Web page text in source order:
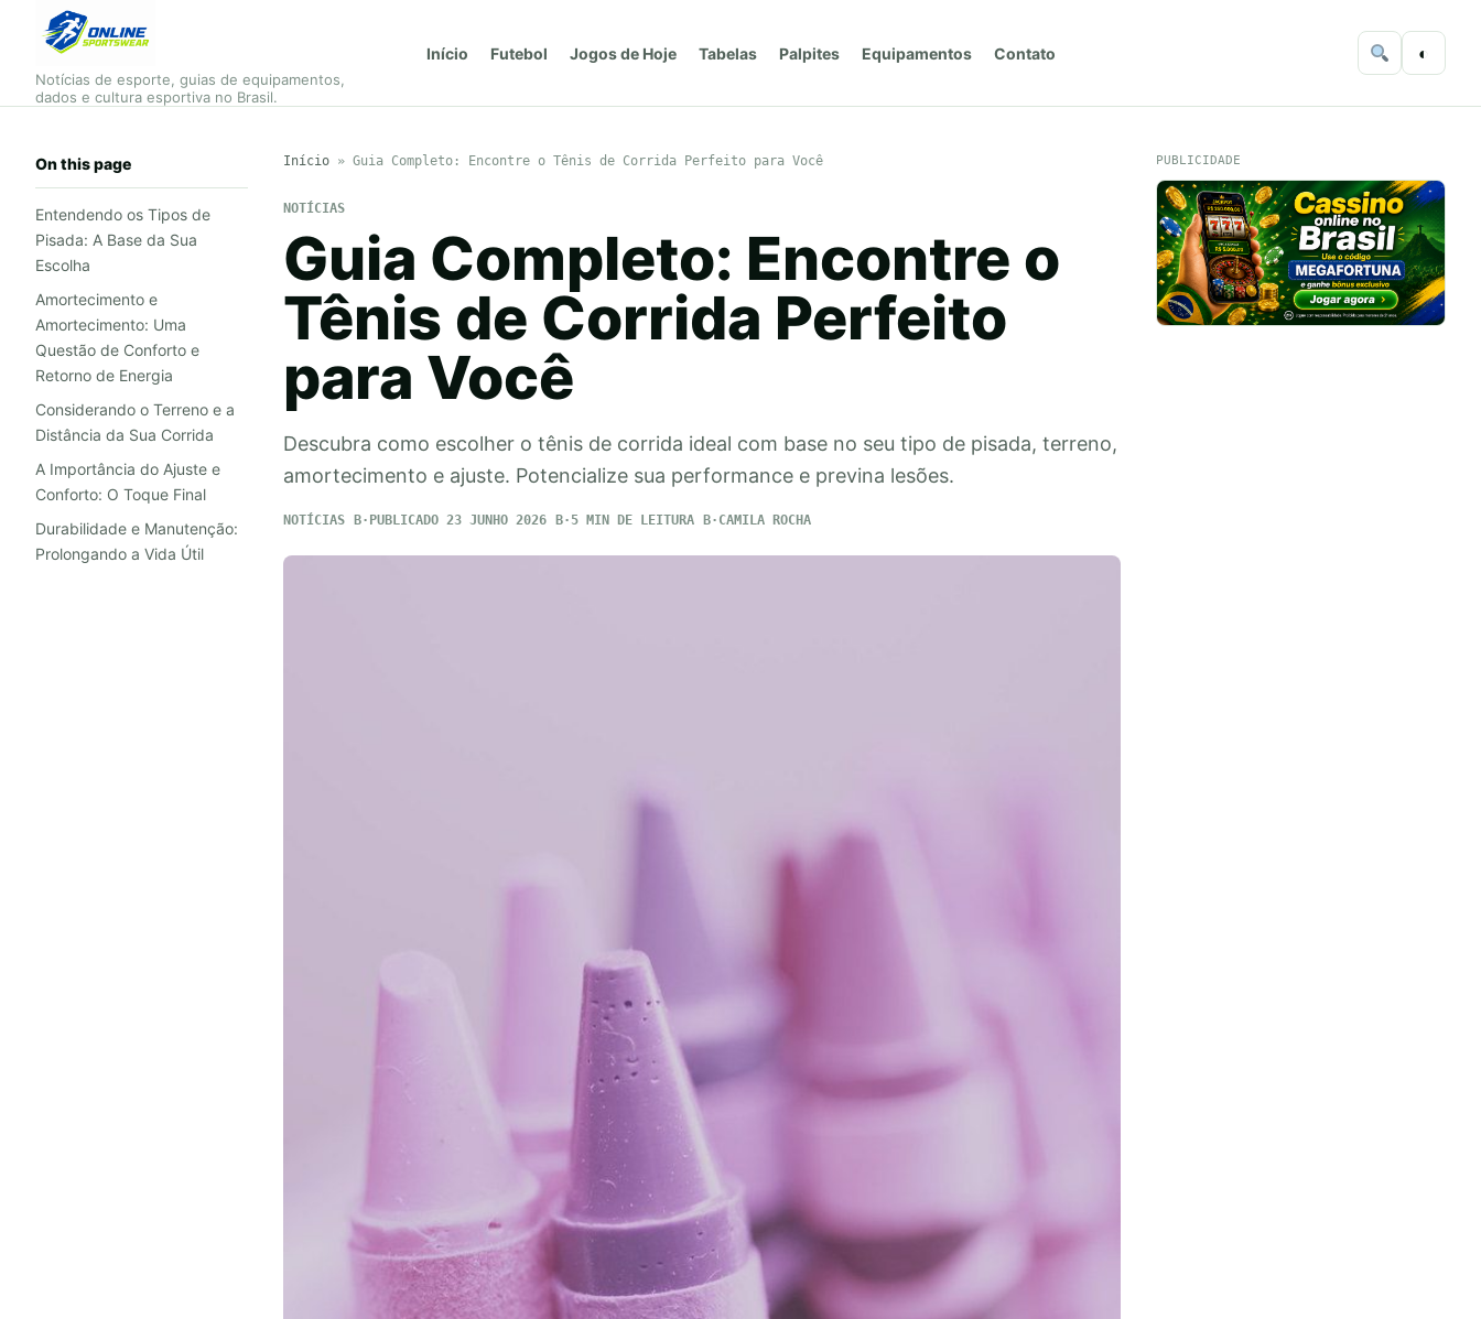
Notícias de esporte, guias de equipamentos,
dados e cultura esportiva no Brasil.
Início Futebol Jogos de Hoje Tabelas Palpites Equipamentos Contato ◐
On this page
Entendendo os Tipos de
Pisada: A Base da Sua
Escolha
Amortecimento e
Amortecimento: Uma
Questão de Conforto e
Retorno de Energia
Considerando o Terreno e a
Distância da Sua Corrida
A Importância do Ajuste e
Conforto: O Toque Final
Durabilidade e Manutenção:
Prolongando a Vida Útil
Início» Guia Completo: Encontre o Tênis de Corrida Perfeito para Você
NOTÍCIAS
Guia Completo: Encontre o
Tênis de Corrida Perfeito
para Você
Descubra como escolher o tênis de corrida ideal com base no seu tipo de pisada, terreno,
amortecimento e ajuste. Potencialize sua performance e previna lesões.
NOTÍCIAS PUBLICADO 23 JUNHO 2026 5 MIN DE LEITURA CAMILA ROCHA
PUBLICIDADE